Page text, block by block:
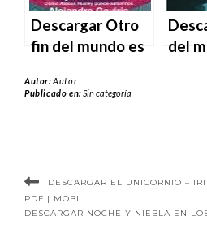
Descargar Otro
fin del mundo es
Alejandro Gaviria
del
Autor:Autor
Publicado en:Sin categoría
DESCARGAR EL UNICORNIO –
PDF | MOBI
DESCARGAR NOCHE Y NIEBLA EN